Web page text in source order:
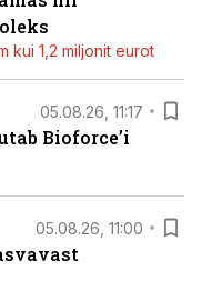
kui 1,2 miljonit eurot
05.08.26, 11:17
Bioforce’i
05.08.26, 11:00